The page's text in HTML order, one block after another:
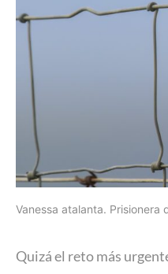
Vanessa atalanta.
Quizá el reto más